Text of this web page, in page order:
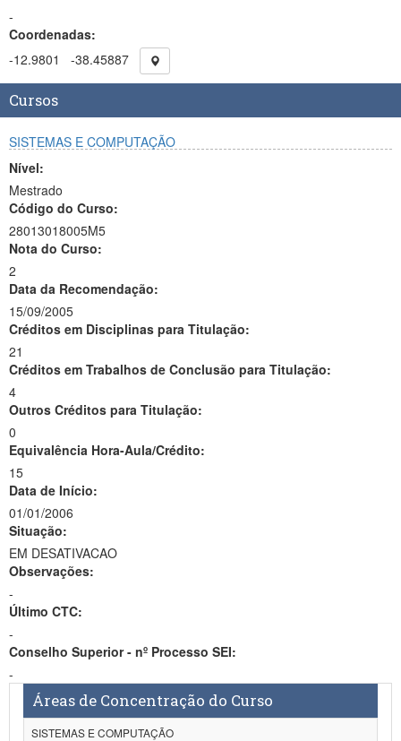
-
Coordenadas:
-12.9801
-38.45887
Cursos
SISTEMAS E COMPUTAÇÃO
Nível:
Mestrado
Código do Curso:
28013018005M5
Nota do Curso:
2
Data da Recomendação:
15/09/2005
Créditos em Disciplinas para Titulação:
21
Créditos em Trabalhos de Conclusão para Titulação:
4
Outros Créditos para Titulação:
0
Equivalência Hora-Aula/Crédito:
15
Data de Início:
01/01/2006
Situação:
EM DESATIVACAO
Observações:
-
Último CTC:
-
Conselho Superior - nº Processo SEI:
-
Áreas de Concentração do Curso
SISTEMAS E COMPUTAÇÃO